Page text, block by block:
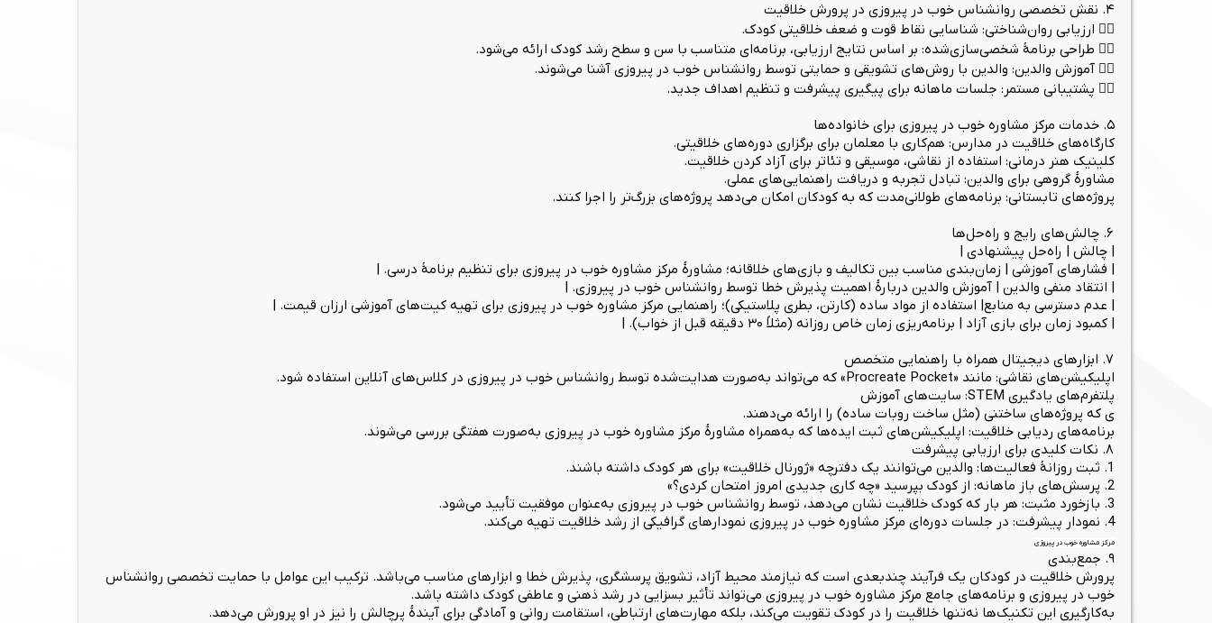
۴. نقش تخصصی روانشناس خوب در پیروزی در پرورش خلاقیت
۱️⃣ ارزیابی روان‌شناختی: شناسایی نقاط قوت و ضعف خلاقیتی کودک.
۲️⃣ طراحی برنامهٔ شخصی‌سازی‌شده: بر اساس نتایج ارزیابی، برنامه‌ای متناسب با سن و سطح رشد کودک ارائه می‌شود.
۳️⃣ آموزش والدین: والدین با روش‌های تشویقی و حمایتی توسط روانشناس خوب در پیروزی آشنا می‌شوند.
۴️⃣ پشتیبانی مستمر: جلسات ماهانه برای پیگیری پیشرفت و تنظیم اهداف جدید.
۵. خدمات مرکز مشاوره خوب در پیروزی برای خانواده‌ها
کارگاه‌های خلاقیت در مدارس: هم‌کاری با معلمان برای برگزاری دوره‌های خلاقیتی.
کلینیک‌ هنر درمانی: استفاده از نقاشی، موسیقی و تئاتر برای آزاد کردن خلاقیت.
مشاورهٔ گروهی برای والدین: تبادل تجربه و دریافت راهنمایی‌های عملی.
پروژه‌های تابستانی: برنامه‌های طولانی‌مدت که به کودکان امکان می‌دهد پروژه‌های بزرگ‌تر را اجرا کنند.
| چالش | راه‌حل پیشنهادی |
| فشارهای آموزشی | زمان‌بندی مناسب بین تکالیف و بازی‌های خلاقانه؛ مشاورهٔ مرکز مشاوره خوب در پیروزی برای تنظیم برنامهٔ درسی. |
| انتقاد منفی والدین | آموزش والدین دربارهٔ اهمیت پذیرش خطا توسط روانشناس خوب در پیروزی. |
| عدم دسترسی به منابع| استفاده از مواد ساده (کارتن، بطری پلاستیکی)؛ راهنمایی مرکز مشاوره خوب در پیروزی برای تهیه کیت‌های آموزشی ارزان قیمت. |
| کمبود زمان برای بازی آزاد | برنامه‌ریزی زمان خاص روزانه (مثلاً ۳۰ دقیقه قبل از خواب). |
اپلیکیشن‌های نقاشی: مانند «Procreate Pocket» که می‌تواند به‌صورت هدایت‌شده توسط روانشناس خوب در پیروزی در کلاس‌های آنلاین استفاده شود.
پلتفرم‌های یادگیری STEM: سایت‌های آموزش
ی که پروژه‌های ساختنی (مثل ساخت روبات ساده) را ارائه می‌دهند.
برنامه‌های ردیابی خلاقیت: اپلیکیشن‌های ثبت ایده‌ها که به‌همراه مشاورهٔ مرکز مشاوره خوب در پیروزی به‌صورت هفتگی بررسی می‌شوند.
1. ثبت روزانهٔ فعالیت‌ها: والدین می‌توانند یک دفترچه «ژورنال خلاقیت» برای هر کودک داشته باشند.
2. پرسش‌های باز ماهانه: از کودک بپرسید «چه کاری جدیدی امروز امتحان کردی؟»
3. بازخورد مثبت: هر بار که کودک خلاقیت نشان می‌دهد، توسط روانشناس خوب در پیروزی به‌عنوان موفقیت تأیید می‌شود.
4. نمودار پیشرفت: در جلسات دوره‌ای مرکز مشاوره خوب در پیروزی نمودارهای گرافیکی از رشد خلاقیت تهیه می‌کند.
مرکز مشاوره خوب در پیروزی
۹. جمع‌بندی
پرورش خلاقیت در کودکان یک فرآیند چندبعدی است که نیازمند محیط آزاد، تشویق پرسشگری، پذیرش خطا و ابزارهای مناسب می‌باشد. ترکیب این عوامل با حمایت تخصصی روانشناس
خوب در پیروزی و برنامه‌های جامع مرکز مشاوره خوب در پیروزی می‌تواند تأثیر بسزایی در رشد ذهنی و عاطفی کودک داشته باشد.
به‌کارگیری این تکنیک‌ها نه‌تنها خلاقیت را در کودک تقویت می‌کند، بلکه مهارت‌های ارتباطی، استقامت روانی و آمادگی برای آیندهٔ پرچالش را نیز در او پرورش می‌دهد.